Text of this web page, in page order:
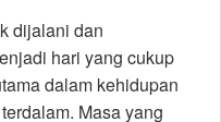
dijalani dan
hari yang cukup
dalam kehidupan
Masa yang